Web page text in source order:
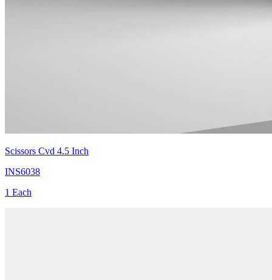
Scissors Cvd 4.5 Inch
INS6038
1 Each